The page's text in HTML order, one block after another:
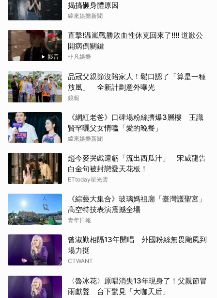
揭搞砸身體原因
緯來娛樂新聞
影音
直擊!温嵐戰勝敗血性休克回來了!!!! 道歉公
開病倒關鍵
非凡娛樂
品冠父親節沒陪家人！鬆口認了「算是一種
放風」 全新計劃意外曝光
鏡報
《網紅老爸》口碑場粉絲擠爆3層樓 王識
賢罕曬父女情嗑「愛的晚餐」
緯來娛樂新聞
趙今麥哭戲遭虧「流出西瓜汁」 宋威龍告
白金句被封戀愛天花板！
ETtoday星光雲
《綜藝大集合》玻璃媽祖廟「臺灣護聖宮」
高空特技表演震撼全場
青年日報
曾淑勤相隔13年開唱 外國粉絲無畏颱風到
場力挺
CTWANT
〈魯冰花〉原唱消失13年現身了！父親節冒
雨獻聲 台下驚見「大咖天后」